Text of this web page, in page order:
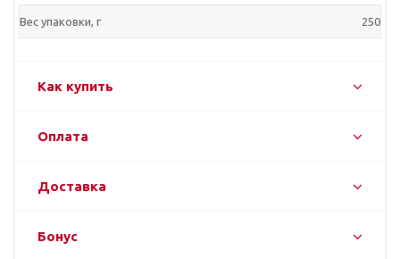
Вес упаковки, г 250
Как купить
Оплата
Доставка
Бонус